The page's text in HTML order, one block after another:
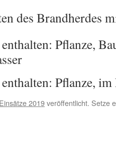
des Brandherdes
Einsätze 2019veröffentlicht. Setze